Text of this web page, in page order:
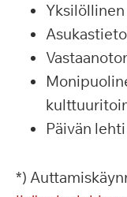
Päivän
*)